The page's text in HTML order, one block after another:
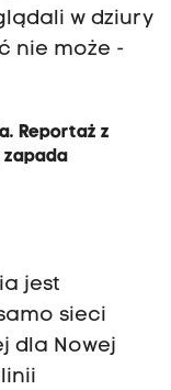
w dziury
nie może -
Reportaż z
jest
sieci
dla Nowej